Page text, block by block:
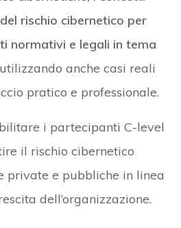
rischio cibernetico per
normativi e legali in tema
utilizzando anche casi reali
pratico e professionale.
i partecipanti C-level
il rischio cibernetico
private e pubbliche in linea
dell’organizzazione.